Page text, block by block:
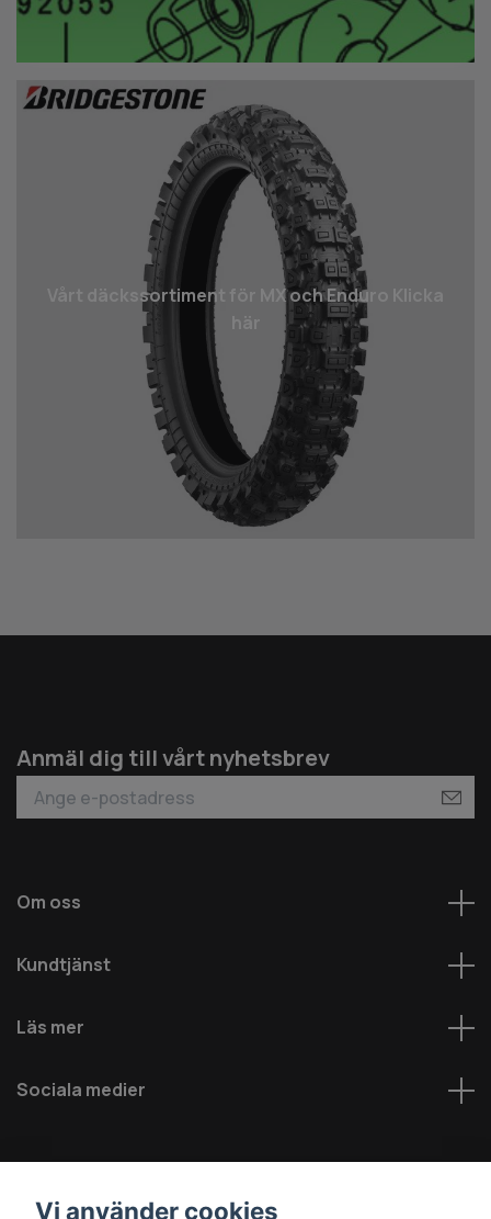
Vårt däcks­sortiment för MX och Enduro Klicka
Anmäl dig till vårt nyhetsbrev
Om oss
Kundtjänst
Läs mer
Sociala medier
Vi använder cookies